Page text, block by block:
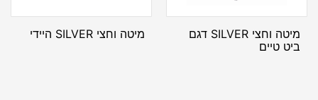
מיטה וחצי SILVER דגם
ביט טיים
מיטה וחצי SILVER היידי